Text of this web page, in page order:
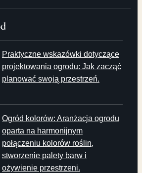
Praktyczne wskazówki dotyczące
projektowania ogrodu: Jak zacząć
planować swoją przestrzeń.
Ogród kolorów: Aranżacja ogrodu
oparta na harmonijnym
połączeniu kolorów roślin,
stworzenie palety barw i
ożywienie przestrzeni.